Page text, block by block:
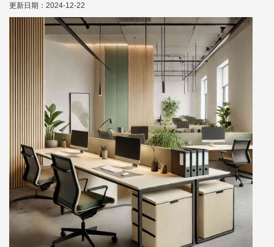
更新日期： 2024-12-22